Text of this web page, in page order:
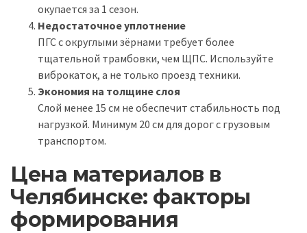
окупается за 1 сезон.
Недостаточное уплотнение
ПГС с округлыми зёрнами требует более
тщательной трамбовки, чем ЩПС. Используйте
виброкаток, а не только проезд техники.
Экономия на толщине слоя
Слой менее 15 см не обеспечит стабильность под
нагрузкой. Минимум 20 см для дорог с грузовым
транспортом.
Цена материалов в
Челябинске: факторы
формирования